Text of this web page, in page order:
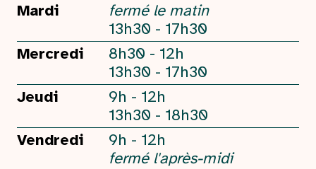
Mardi
fermé le matin
13h30 - 17h30
Mercredi
8h30 - 12h
13h30 - 17h30
Jeudi
9h - 12h
13h30 - 18h30
Vendredi
9h - 12h
fermé l'après-midi